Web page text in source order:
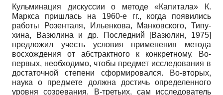
Кульминация дискуссии о методе «Капитала» К.
Маркса пришлась на 1960-е гг., когда появились
работы Розенталя, Ильенкова, Манковского, Типу-
хина, Вазюлина и др. Последний [Вазюлин, 1975]
предложил учесть условия применения метода
восхождения от абстрактного к конкретному. Во-
первых, необходимо, чтобы предмет исследования в
достаточной степени сформировался. Во-вторых,
наука о предмете должна достичь определенного
уровня созревания. В-третьих, сам исследователь